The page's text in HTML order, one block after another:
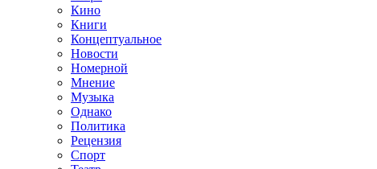
Кино
Книги
Концептуальное
Новости
Номерной
Мнение
Музыка
Однако
Политика
Рецензия
Спорт